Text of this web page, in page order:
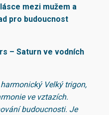
mezi mužem a
pro budoucnost
– Saturn ve vodních
Velký trigon,
ve vztazích.
budoucnosti. Je